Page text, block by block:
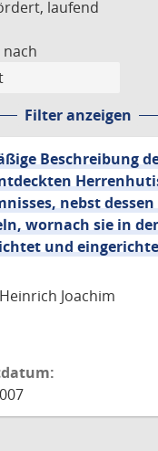
laufend
Filter anzeigen
Beschreibung
nebst
wornach sie in
und
Joachim